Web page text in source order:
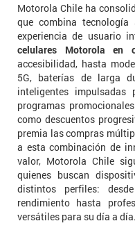
Motorola Chile ha
que combina
experiencia de usuario
celulares Motorola en
accesibilidad, hasta
5G, baterías de larga
inteligentes
programas
como descuentos
premia las compras
a esta combinación de
valor, Motorola Chile
quienes buscan
distintos perfiles:
rendimiento hasta
versátiles para su día a día.